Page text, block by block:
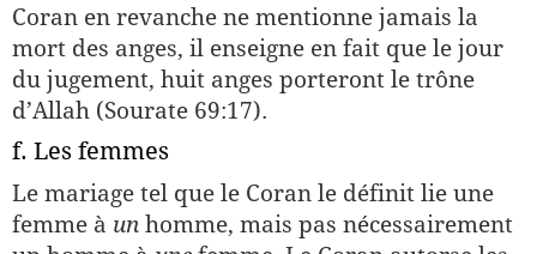
Coran en revanche ne mentionne jamais la
mort des anges, il enseigne en fait que le jour
du jugement, huit anges porteront le trône
d’Allah (Sourate 69:17).
f. Les femmes
Le mariage tel que le Coran le définit lie une
femme à un homme, mais pas nécessairement